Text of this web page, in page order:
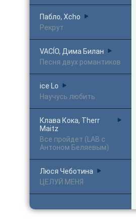
Пабло, Xcho
Рекрут
VACÍO, Дима Билан
Песня двух романтиков
ice Lo
Научусь любить
Клава Кока, Therr
Maitz
Все пройдет (LAB с
Антоном Беляевым)
Люся Чеботина
ЦЕЛУЙ МЕНЯ